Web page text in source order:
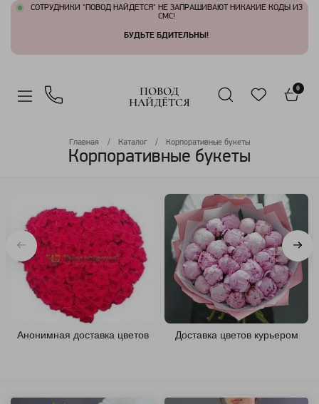
СОТРУДНИКИ "ПОВОД НАЙДЕТСЯ" НЕ ЗАПРАШИВАЮТ НИКАКИЕ КОДЫ ИЗ
СМС!
БУДЬТЕ БДИТЕЛЬНЫ!
ПОВОД
НАЙДЁТСЯ
0
Главная Каталог Корпоративные букеты
Корпоративные букеты
Анонимная доставка цветов Доставка цветов курьером